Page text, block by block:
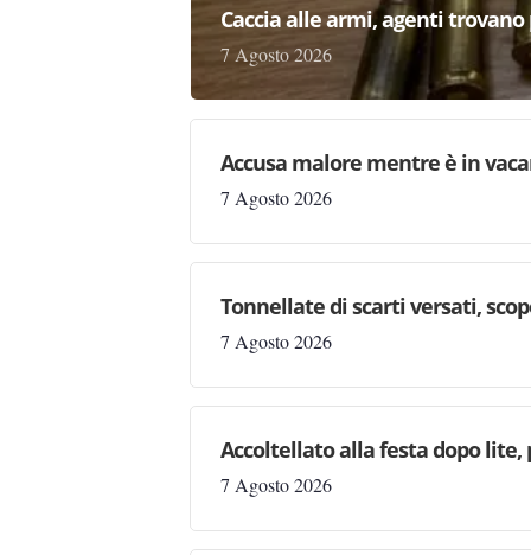
Caccia alle armi, agenti
7 Agosto 2026
Accusa malore mentre è in
7 Agosto 2026
Tonnellate di scarti versati,
7 Agosto 2026
Accoltellato alla festa dopo lite,
7 Agosto 2026